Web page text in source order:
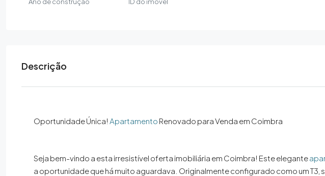
Descrição
Oportunidade Única! Apartamento Renovado para Venda em Coimbra
Seja bem-vindo a esta irresistível oferta imobiliária em Coimbra! Este elegante
a oportunidade que há muito aguardava. Originalmente configurado como um T3,